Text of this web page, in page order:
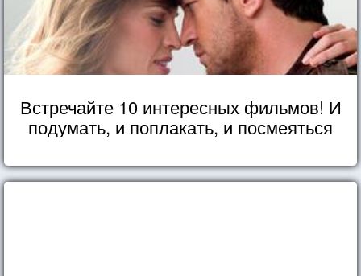
Встречайте 10 интересных фильмов! И
подумать, и поплакать, и посмеяться